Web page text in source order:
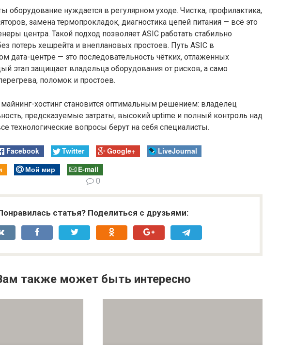
оборудование нуждается в регулярном уходе. Чистка, профилактика,
замена термопрокладок, диагностика цепей питания — всё это
центра. Такой подход позволяет ASIC работать стабильно
потерь хешрейта и внеплановых простоев. Путь ASIC в
дата-центре — это последовательность чётких, отлаженных
этап защищает владельца оборудования от рисков, а само
поломок и простоев.
хостинг становится оптимальным решением: владелец
предсказуемые затраты, высокий uptime и полный контроль над
технологические вопросы берут на себя специалисты.
Facebook Twitter Google+
LiveJournal
Мой мир E-mail
0
статья? Поделиться с друзьями:
также может быть интересно